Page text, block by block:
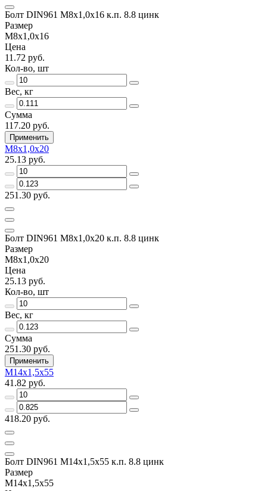
Болт DIN961 М8х1,0х16 к.п. 8.8 цинк
Размер
М8х1,0х16
Цена
11.72 руб.
Кол-во, шт
Вес, кг
Сумма
117.20 руб.
Применить
М8х1,0х20
25.13 руб.
251.30 руб.
Болт DIN961 М8х1,0х20 к.п. 8.8 цинк
Размер
М8х1,0х20
Цена
25.13 руб.
Кол-во, шт
Вес, кг
Сумма
251.30 руб.
Применить
М14х1,5х55
41.82 руб.
418.20 руб.
Болт DIN961 М14х1,5х55 к.п. 8.8 цинк
Размер
М14х1,5х55